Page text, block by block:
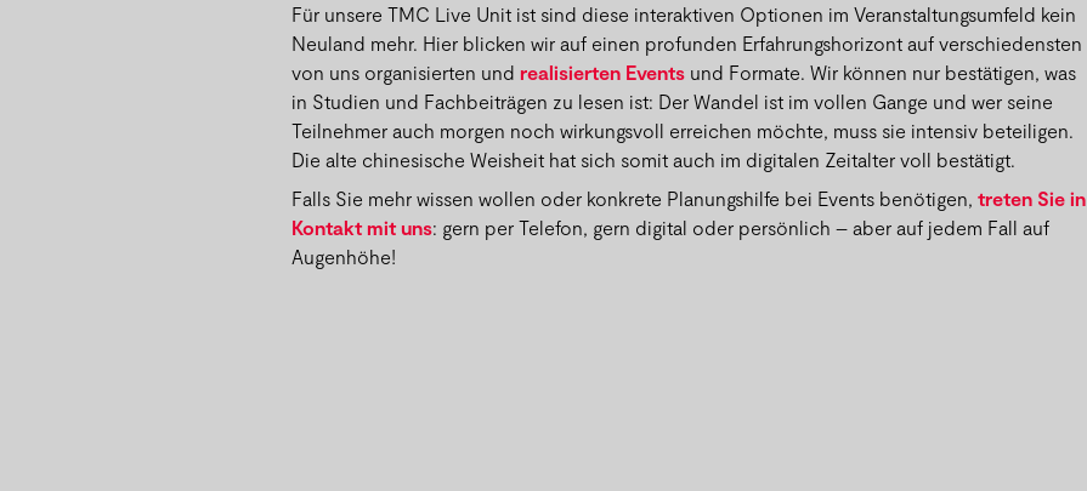
Für unsere TMC Live Unit ist sind diese interaktiven Optionen im Veranstaltungsumfeld kein
Neuland mehr. Hier blicken wir auf einen profunden Erfahrungshorizont auf verschiedensten
von uns organisierten und realisierten Events und Formate. Wir können nur bestätigen, was
in Studien und Fachbeiträgen zu lesen ist: Der Wandel ist im vollen Gange und wer seine
Teilnehmer auch morgen noch wirkungsvoll erreichen möchte, muss sie intensiv beteiligen.
Die alte chinesische Weisheit hat sich somit auch im digitalen Zeitalter voll bestätigt.
Falls Sie mehr wissen wollen oder konkrete Planungshilfe bei Events benötigen, treten Sie in
Kontakt mit uns: gern per Telefon, gern digital oder persönlich – aber auf jedem Fall auf
Augenhöhe!